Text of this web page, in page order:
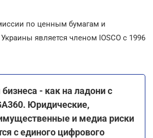
по ценным бумагам и
является членом IOSCO с 1996
- как на ладони с
Юридические,
и медиа риски
с единого цифрового